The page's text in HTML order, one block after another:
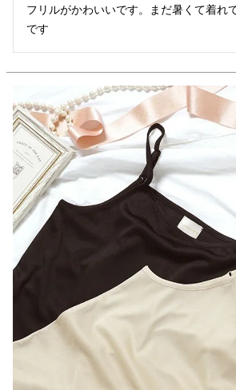
フリルがかわいいです。まだ暑くて着れ
です